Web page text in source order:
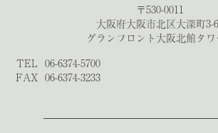
〒530-0011
大阪府大阪市北区大深町3-
グランフロント大阪北館タワ
TEL 06-6374-5700
FAX 06-6374-3233